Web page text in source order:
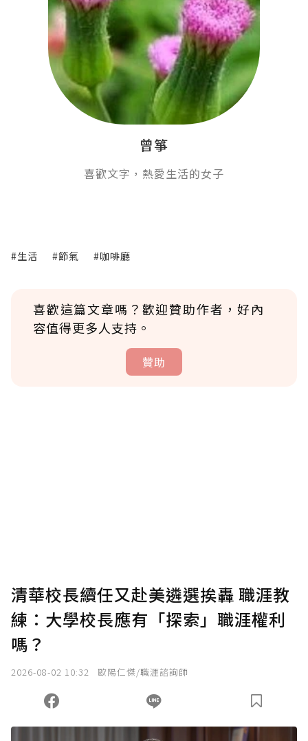
曾箏
喜歡文字，熱愛生活的女子
#生活 #節氣 #咖啡廳
喜歡這篇文章嗎？歡迎贊助作者，好內
容值得更多人支持。
贊助
確認送出
您當前剩餘 U 利點數：0點；前往 購買點數
清華校長續任又赴美遴選挨轟 職涯教
練：大學校長應有「探索」職涯權利
嗎？
2026-08-02 10:32 歐陽仁傑/職涯諮詢師